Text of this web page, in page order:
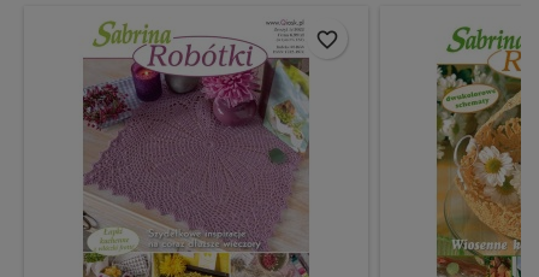
favorite_border